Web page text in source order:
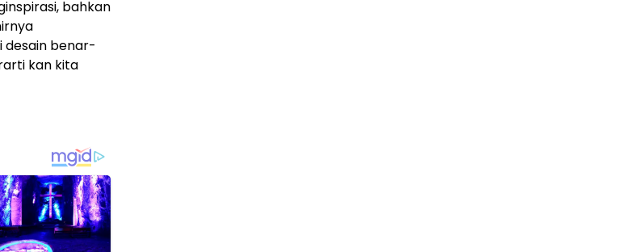
bahkan
desain benar-
kan kita